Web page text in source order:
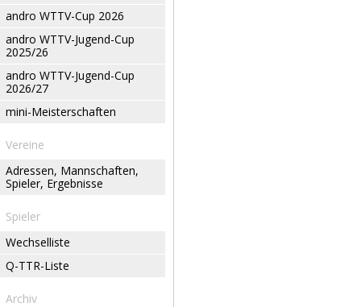
andro WTTV-Cup 2026
andro WTTV-Jugend-Cup
2025/26
andro WTTV-Jugend-Cup
2026/27
mini-Meisterschaften
Vereine
Adressen, Mannschaften,
Spieler, Ergebnisse
Spieler
Wechselliste
Q-TTR-Liste
Archiv